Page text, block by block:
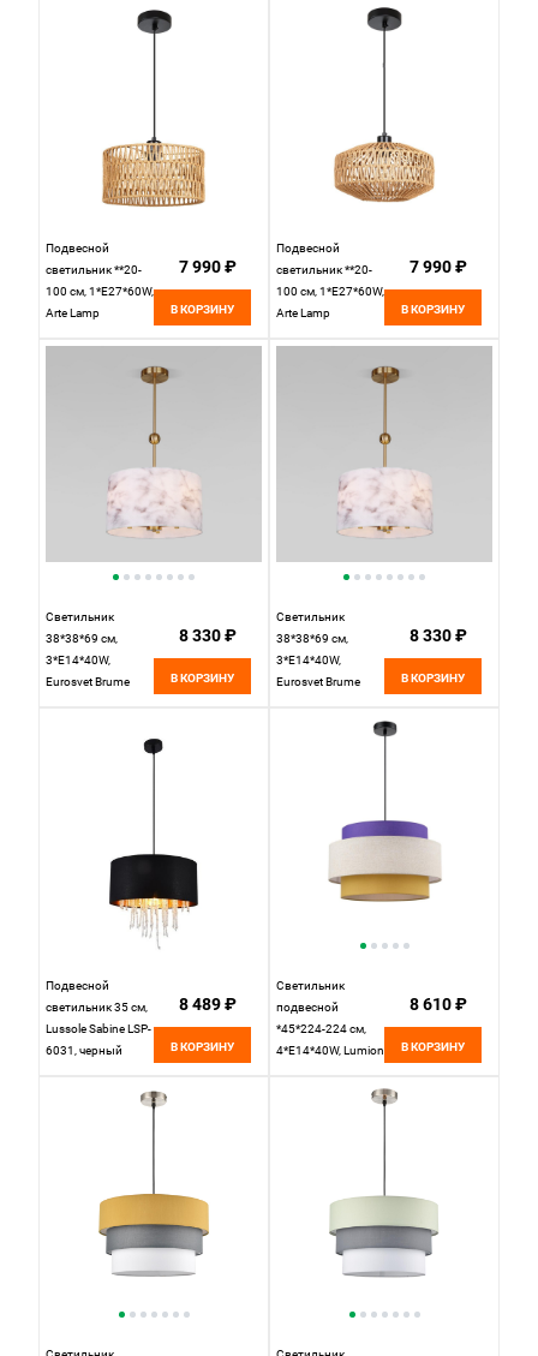
Подвесной
светильник **20-
100 см, 1*E27*60W,
Arte Lamp
7 990 ₽
В КОРЗИНУ
Подвесной
светильник **20-
100 см, 1*E27*60W,
Arte Lamp
7 990 ₽
В КОРЗИНУ
Светильник
38*38*69 см,
3*E14*40W,
Eurosvet Brume
8 330 ₽
В КОРЗИНУ
Светильник
38*38*69 см,
3*E14*40W,
Eurosvet Brume
8 330 ₽
В КОРЗИНУ
Подвесной
светильник 35 см,
Lussole Sabine LSP-
6031, черный
8 489 ₽
В КОРЗИНУ
Светильник
подвесной
*45*224-224 см,
4*E14*40W, Lumion
8 610 ₽
В КОРЗИНУ